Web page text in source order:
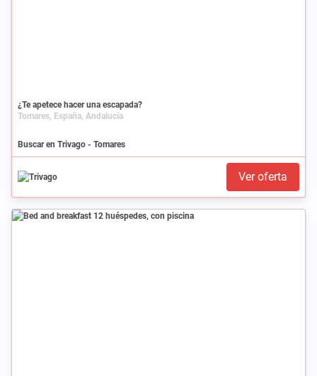
¿Te apetece hacer una escapada?
Tomares, España, Andalucía
Buscar en Trivago - Tomares
Ver oferta